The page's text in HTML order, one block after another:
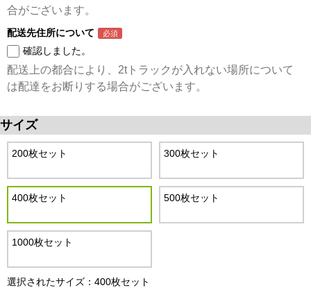
合がございます。
配送先住所について
確認しました。
配送上の都合により、2tトラックが入れない場所について
は配達をお断りする場合がございます。
サイズ
200枚セット 300枚セット
400枚セット 500枚セット
1000枚セット
選択されたサイズ：400枚セット